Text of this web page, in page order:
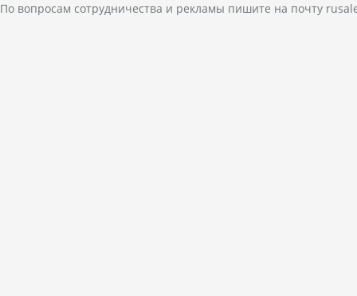
По вопросам сотрудничества и рекламы пишите на почту